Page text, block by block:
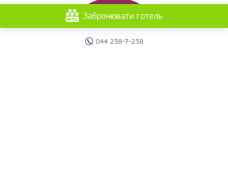
044 238-7-238
Забронювати готель